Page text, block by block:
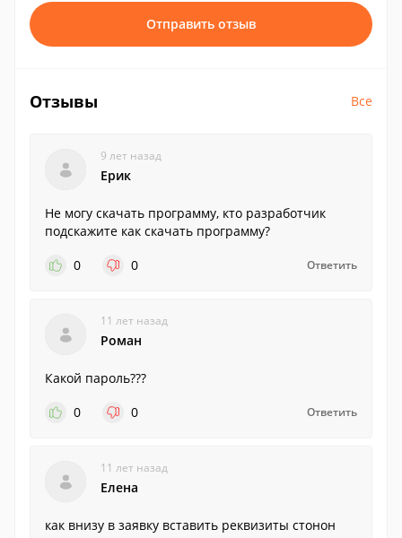
Отправить отзыв
Отзывы Все
9 лет назад
Ерик
Не могу скачать программу, кто разработчик
подскажите как скачать программу?
0
0 Ответить
11 лет назад
Роман
Какой пароль???
0
0 Ответить
11 лет назад
Елена
как внизу в заявку вставить реквизиты стонон